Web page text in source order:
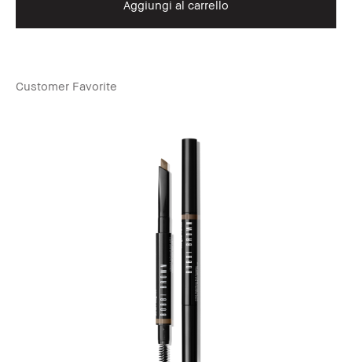
Aggiungi al carrello
Customer Favorite